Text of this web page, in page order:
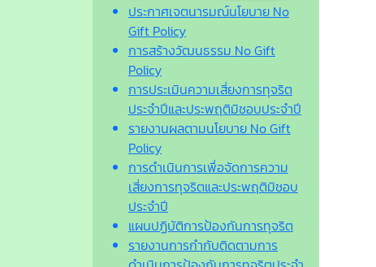
ประกาศเจตนารมณ์นโยบาย No
Gift Policy
การสร้างวัฒนธรรม No Gift
Policy
การประเมินความเสี่ยงการทุจริต
ประจำปีและประพฤติมิชอบประจำปี
รายงานผลตามนโยบาย No Gift
Policy
การดำเนินการเพื่อจัดการความ
เสี่ยงการทุจริตและประพฤติมิชอบ
ประจำปี
แผนปฏิบัติการป้องกันการทุจริต
รายงานการกำกับติดตามการ